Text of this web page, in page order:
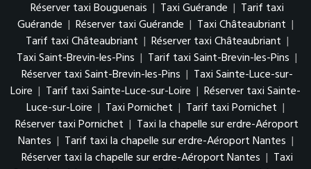
Réserver taxi Bouguenais | Taxi Guérande | Tarif taxi
Guérande | Réserver taxi Guérande | Taxi Châteaubriant |
Tarif taxi Châteaubriant | Réserver taxi Châteaubriant |
Taxi Saint-Brevin-les-Pins | Tarif taxi Saint-Brevin-les-Pins |
Réserver taxi Saint-Brevin-les-Pins | Taxi Sainte-Luce-sur-
Loire | Tarif taxi Sainte-Luce-sur-Loire | Réserver taxi Sainte-
Luce-sur-Loire | Taxi Pornichet | Tarif taxi Pornichet |
Réserver taxi Pornichet | Taxi la chapelle sur erdre-Aéroport
Nantes | Tarif taxi la chapelle sur erdre-Aéroport Nantes |
Réserver taxi la chapelle sur erdre-Aéroport Nantes | Taxi